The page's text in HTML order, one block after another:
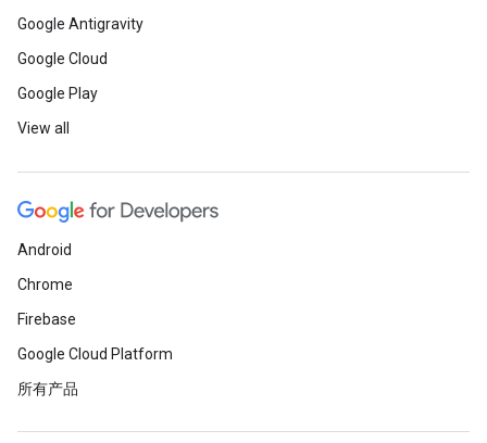
Google Antigravity
Google Cloud
Google Play
View all
Android
Chrome
Firebase
Google Cloud Platform
所有产品